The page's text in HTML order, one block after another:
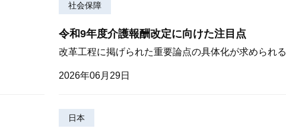
社会保障
令和9年度介護報酬改定に向けた注目点
改革工程に掲げられた重要論点の具体化が求められる
2026年06月29日
日本